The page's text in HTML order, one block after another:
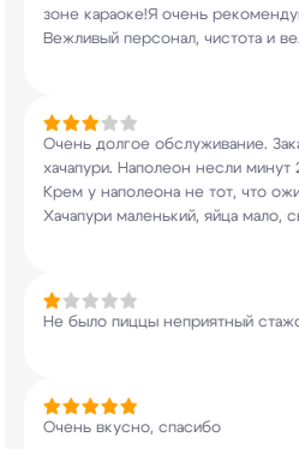
зоне караоке!Я очень
Вежливый персонал, чистота и
Очень долгое обслуживание.
хачапури. Наполеон несли минут
Крем у наполеона не тот, что
Хачапури маленький, яйца мало,
Не было пиццы неприятный
Очень вкусно, спасибо